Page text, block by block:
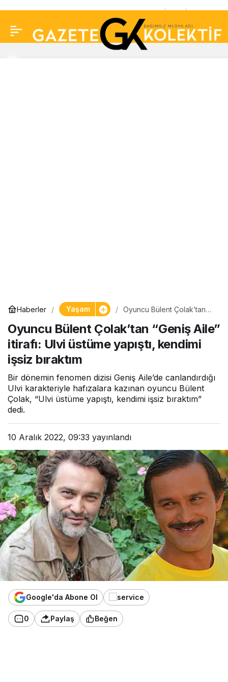
Haberler Yaşam
Oyuncu Bülent Çolak’tan
üstüme yapıştı, kendimi
işsiz bıraktım
Oyuncu Bülent Çolak’tan “Geniş Aile”
itirafı: Ulvi üstüme yapıştı, kendimi
işsiz bıraktım
Bir dönemin fenomen dizisi Geniş Aile’de canlandırdığı
Ulvi karakteriyle hafızalara kazınan oyuncu Bülent
Çolak, “Ulvi üstüme yapıştı, kendimi işsiz bıraktım”
dedi.
10 Aralık 2022, 09:33 yayınlandı
Google'da Abone Ol
0 Paylaş Beğen
konuşulacak Brad Pitt